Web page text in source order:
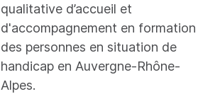
qualitative d’accueil et
d'accompagnement en formation
des personnes en situation de
handicap en Auvergne-Rhône-
Alpes.